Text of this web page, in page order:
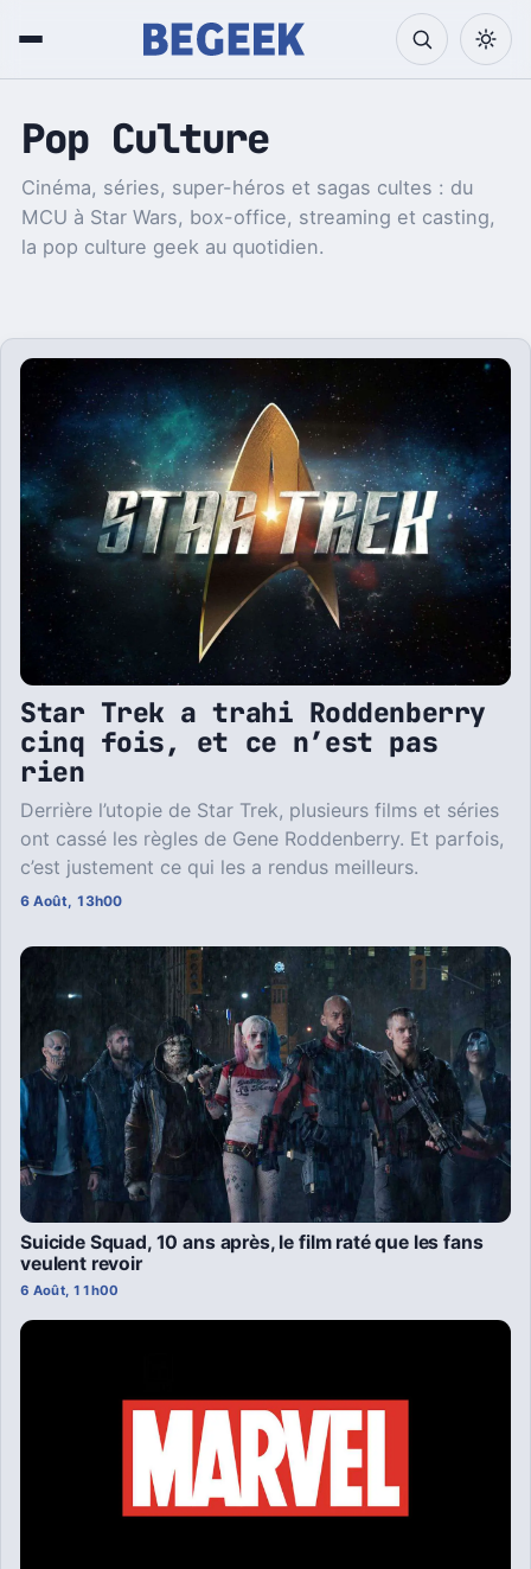
Pop Culture
Cinéma, séries, super-héros et sagas cultes : du
MCU à Star Wars, box-office, streaming et casting,
la pop culture geek au quotidien.
Star Trek a trahi Roddenberry
cinq fois, et ce n’est pas
rien
Derrière l’utopie de Star Trek, plusieurs films et séries
ont cassé les règles de Gene Roddenberry. Et parfois,
c’est justement ce qui les a rendus meilleurs.
6 Août, 13h00
Suicide Squad, 10 ans après, le film raté que les fans
veulent revoir
6 Août, 11h00